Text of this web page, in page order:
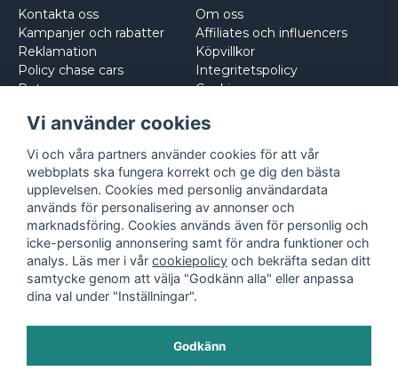
Kontakta oss
Kampanjer och rabatter
Reklamation
Policy chase cars
Returnera
Om oss
Affiliates och influencers
Köpvillkor
Integritetspolicy
Cookies
Vi använder cookies
Vi och våra partners använder cookies för att vår
webbplats ska fungera korrekt och ge dig den bästa
upplevelsen. Cookies med personlig användardata
används för personalisering av annonser och
marknadsföring. Cookies används även för personlig och
icke-personlig annonsering samt för andra funktioner och
analys. Läs mer i vår cookiepolicy och bekräfta sedan ditt
samtycke genom att välja "Godkänn alla" eller anpassa
dina val under "Inställningar".
Godkänn